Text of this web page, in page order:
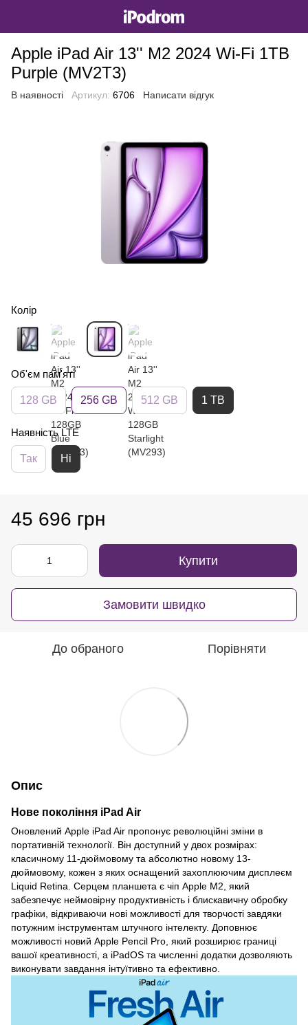
Apple iPad Air 13'' M2 2024 Wi-Fi 1TB
Purple (MV2T3)
В наявності Артикул: 6706 Написати відгук
Колір
Об'єм пам'яті
128 GB 256 GB 512 GB 1 TB
Наявність LTE
Так Ні
45 696 грн
Купити
Замовити швидко
До обраного Порівняти
Опис
Нове покоління iPad Air
Оновлений Apple iPad Air пропонує революційні зміни в
портативній технології. Він доступний у двох розмірах:
класичному 11-дюймовому та абсолютно новому 13-
дюймовому, кожен з яких оснащений захоплюючим дисплеєм
Liquid Retina. Серцем планшета є чіп Apple M2, який
забезпечує неймовірну продуктивність і блискавичну обробку
графіки, відкриваючи нові можливості для творчості завдяки
потужним інструментам штучного інтелекту. Доповнює
можливості новий Apple Pencil Pro, який розширює границі
вашої креативності, а iPadOS та численні додатки дозволяють
виконувати завдання інтуїтивно та ефективно.